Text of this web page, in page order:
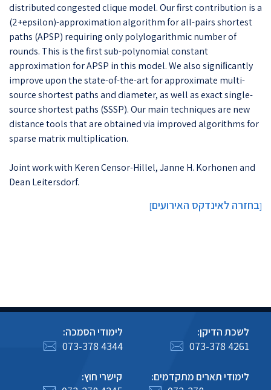
distributed congested clique model. Our first contribution is a
(2+epsilon)-approximation algorithm for all-pairs shortest
paths (APSP) requiring only polylogarithmic number of
rounds. This is the first sub-polynomial constant
approximation for APSP in this model. We also signiﬁcantly
improve upon the state-of-the-art for approximate multi-
source shortest paths and diameter, as well as exact single-
source shortest paths (SSSP). Our main techniques are new
distance tools that are obtained via improved algorithms for
sparse matrix multiplication.
Joint work with Keren Censor-Hillel, Janne H. Korhonen and
Dean Leitersdorf.
[בחזרה לאינדקס האירועים]
לשכת הדיקן:
073-378 4261
לימודי הסמכה:
073-378 4344
לימודי תארים מתקדמים: קישרי חוץ: